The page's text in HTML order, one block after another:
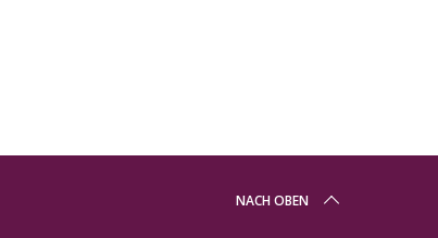
NACH OBEN